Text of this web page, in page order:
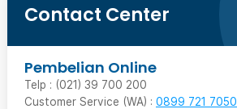
Contact Center
Pembelian Online
Telp : (021) 39 700 200
Customer Service (WA) : 0899 721 7050